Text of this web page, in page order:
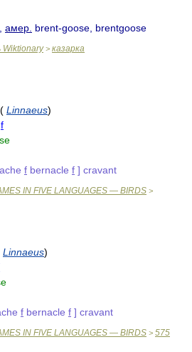
амер. brent-goose, brentgoose
Wiktionary> казарка
( Linnaeus)
f
f bernacle f ] cravant
IN FIVE LANGUAGES — BIRDS >
Linnaeus)
f bernacle f ] cravant
IN FIVE LANGUAGES — BIRDS > 575